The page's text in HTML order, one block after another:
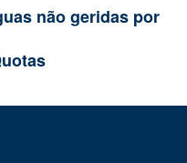
não geridas por